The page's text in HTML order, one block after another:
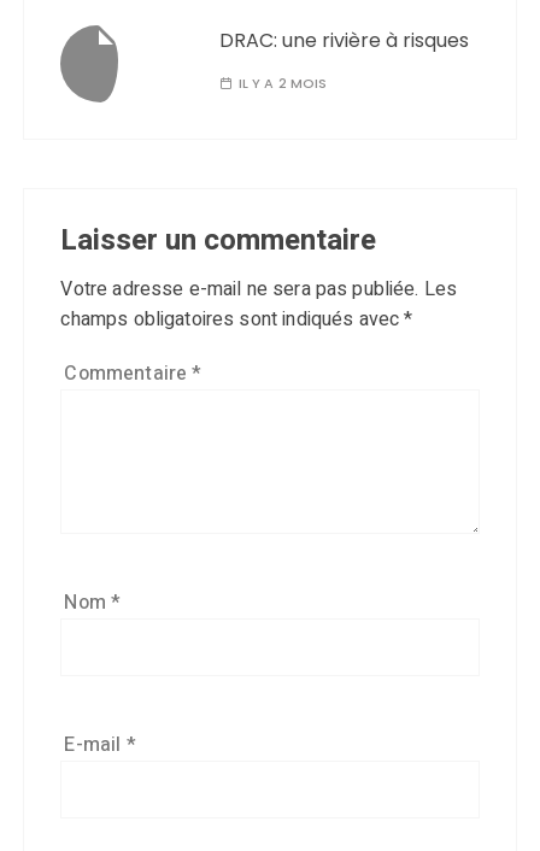
DRAC: une rivière à risques
IL Y A 2 MOIS
Laisser un commentaire
Votre adresse e-mail ne sera pas publiée. Les
champs obligatoires sont indiqués avec*
Commentaire*
Nom*
E-mail *